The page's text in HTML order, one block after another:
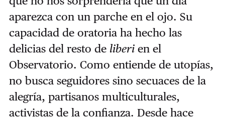
aparezca con un parche en el ojo. Su
capacidad de oratoria ha hecho las
delicias del resto de liberien el
Observatorio. Como entiende de utopías,
no busca seguidores sino secuaces de la
alegría, partisanos multiculturales,
activistas de la confianza. Desde hace